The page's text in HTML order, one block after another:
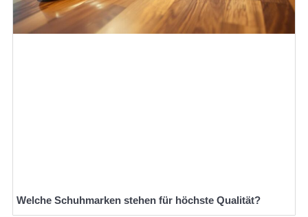
Welche Schuhmarken stehen für höchste Qualität?